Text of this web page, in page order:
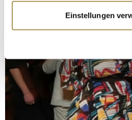
Informationen über Ihre
erfassen, welche bis auf
bestimmten Merkmalen
Erfahren Sie mehr darüber, wie
verarbeitet werden, und legen
Abschnitt Einzelheitenfest.
Einstellungen